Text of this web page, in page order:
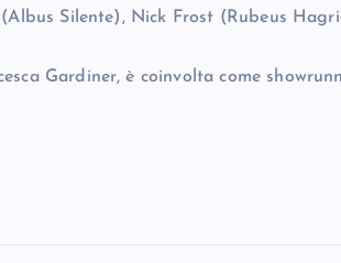
Silente), Nick Frost (Rubeus
Gardiner, è coinvolta come